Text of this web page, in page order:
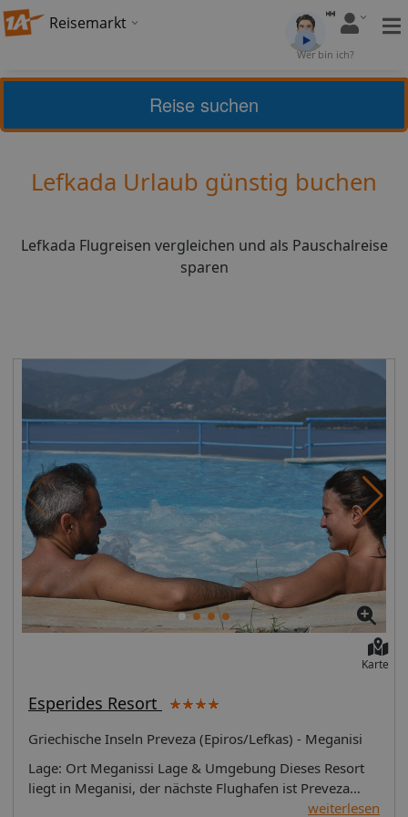
Reisemarkt
Wer bin ich?
Griechenland Lefkada
4,72 (7) Bewerten
Lefkada Urlaub günstig buchen
Lefkada Flugreisen vergleichen und als Pauschalreise
sparen
Reise suchen
Karte
Esperides Resort
Griechische Inseln Preveza (Epiros/Lefkas) - Meganisi
Lage: Ort Meganissi Lage & Umgebung Dieses Resort
liegt in Meganisi, der nächste Flughafen ist Preveza
(PVK). Das bietet Ihre Unterkunft: Die Unterbringung
weiterlesen